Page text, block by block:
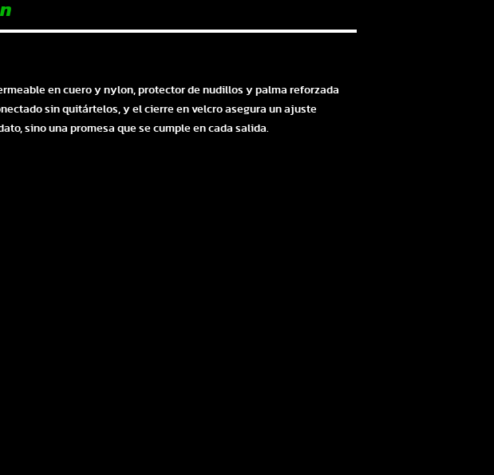
en cuero y nylon, protector de nudillos y palma reforzada
sin quitártelos, y el cierre en velcro asegura un ajuste
sino una promesa que se cumple en cada salida.